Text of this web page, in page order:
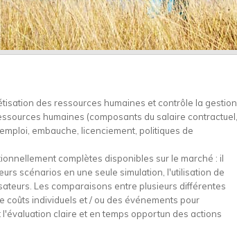
des ressources humaines et contrôle la gestion
humaines (composants du salaire contractuel,
embauche, licenciement, politiques de
complètes disponibles sur le marché : il
scénarios en une seule simulation, l'utilisation de
Les comparaisons entre plusieurs différentes
individuels et / ou des événements pour
claire et en temps opportun des actions